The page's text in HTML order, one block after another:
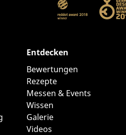
Entdecken
Bewertungen
Rezepte
Messen & Events
Wissen
Galerie
Videos